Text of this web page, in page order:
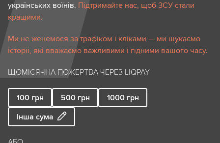
українських воїнів. Підтримайте нас, щоб ЗСУ стали
кращими.
Ми не женемося за трафіком і кліками — ми шукаємо
історії, які вважаємо важливими і гідними вашого часу.
ЩОМІСЯЧНА ПОЖЕРТВА ЧЕРЕЗ LIQPAY
100 грн 500 грн 1000 грн
Інша сума